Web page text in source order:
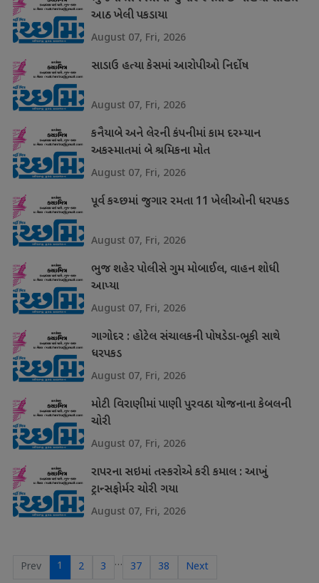
આઠ ખેલી પકડાયા
August 07, Fri, 2026
સાડાઉ હત્યા કેસમાં આરોપીઓ નિર્દોષ
August 07, Fri, 2026
કનૈયાબે અને લેરની કંપનીમાં કામ દરમ્યાન
અકસ્માતમાં બે શ્રમિકના મોત
August 07, Fri, 2026
પૂર્વ કચ્છમાં જુગાર રમતા 11 ખેલીઓની ધરપકડ
August 07, Fri, 2026
ભુજ શહેર પોલીસે ગુમ મોબાઈલ, વાહન શોધી
આપ્યા
August 07, Fri, 2026
ગાગોદર : હોટેલ સંચાલકની પોષડેડા-ભૂકી સાથે
ધરપકડ
August 07, Fri, 2026
મોટી વિરાણીમાં પાણી પુરવઠા યોજનાના કેબલની
ચોરી
August 07, Fri, 2026
રાપરના સઇમાં તસ્કરોએ કરી કમાલ : આખું
ટ્રાન્સફોર્મર ચોરી ગયા
August 07, Fri, 2026
Prev 1 2 3 … 37 38 Next